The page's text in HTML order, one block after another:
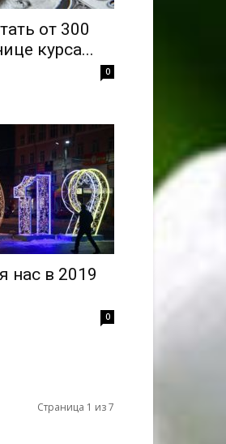
от 300
курса...
0
нас в 2019
0
Страница 1 из 7